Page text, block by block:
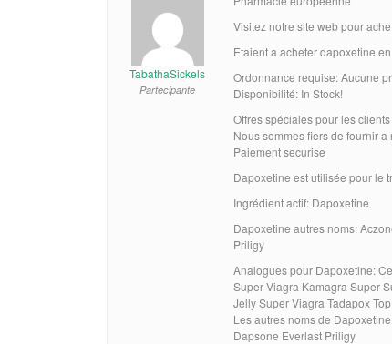
TabathaSickels
Partecipante
Visitez notre site web pour
Etaient a acheter dapoxetine
Ordonnance requise: Aucune
Disponibilité: In Stock!
Offres spéciales pour les
Nous sommes fiers de fournir
Paiement securise
Dapoxetine est utilisée pour le
Ingrédient actif: Dapoxetine
Dapoxetine autres noms:
Priligy
Analogues pour Dapoxetine:
Super Viagra Kamagra Super
Jelly Super Viagra Tadapox
Les autres noms de
Dapsone Everlast Priligy